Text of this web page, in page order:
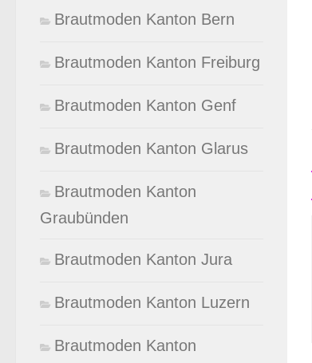
Brautmoden Kanton Bern
Brautmoden Kanton Freiburg
Brautmoden Kanton Genf
Brautmoden Kanton Glarus
Brautmoden Kanton
Graubünden
Brautmoden Kanton Jura
Brautmoden Kanton Luzern
Brautmoden Kanton